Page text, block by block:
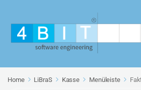
Home LiBraS Kasse Menüleiste